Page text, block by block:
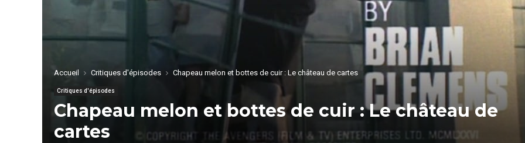
Accueil Critiques d'épisodes Chapeau melon et bottes de cuir : Le château de cartes
Critiques d'épisodes
Chapeau melon et bottes de cuir : Le château de
cartes